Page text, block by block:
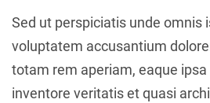
Sed ut perspiciatis unde omnis
voluptatem accusantium
totam rem aperiam, eaque ipsa
inventore veritatis et quasi